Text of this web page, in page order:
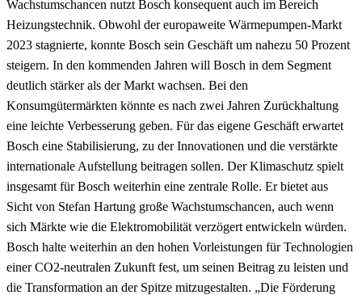
Wachstumschancen nutzt Bosch konsequent auch im Bereich
Heizungstechnik. Obwohl der europaweite Wärmepumpen-Markt
2023 stagnierte, konnte Bosch sein Geschäft um nahezu 50 Prozent
steigern. In den kommenden Jahren will Bosch in dem Segment
deutlich stärker als der Markt wachsen. Bei den
Konsumgütermärkten könnte es nach zwei Jahren Zurückhaltung
eine leichte Verbesserung geben. Für das eigene Geschäft erwartet
Bosch eine Stabilisierung, zu der Innovationen und die verstärkte
internationale Aufstellung beitragen sollen. Der Klimaschutz spielt
insgesamt für Bosch weiterhin eine zentrale Rolle. Er bietet aus
Sicht von Stefan Hartung große Wachstumschancen, auch wenn
sich Märkte wie die Elektromobilität verzögert entwickeln würden.
Bosch halte weiterhin an den hohen Vorleistungen für Technologien
einer CO2-neutralen Zukunft fest, um seinen Beitrag zu leisten und
die Transformation an der Spitze mitzugestalten. „Die Förderung